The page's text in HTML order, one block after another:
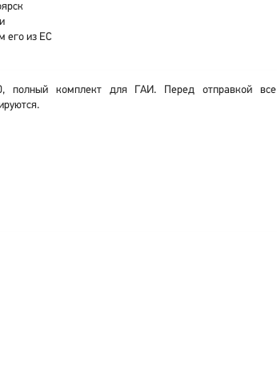
его из ЕС
полный комплект для ГАИ. Перед отправкой все